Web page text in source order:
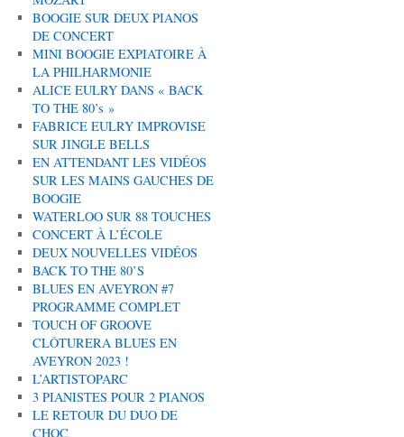
BOOGIE SUR DEUX PIANOS
DE CONCERT
MINI BOOGIE EXPIATOIRE À
LA PHILHARMONIE
ALICE EULRY DANS « BACK
TO THE 80’s »
FABRICE EULRY IMPROVISE
SUR JINGLE BELLS
EN ATTENDANT LES VIDÉOS
SUR LES MAINS GAUCHES DE
BOOGIE
WATERLOO SUR 88 TOUCHES
CONCERT À L’ÉCOLE
DEUX NOUVELLES VIDÉOS
BACK TO THE 80’S
BLUES EN AVEYRON #7
PROGRAMME COMPLET
TOUCH OF GROOVE
CLÔTURERA BLUES EN
AVEYRON 2023 !
L’ARTISTOPARC
3 PIANISTES POUR 2 PIANOS
LE RETOUR DU DUO DE
CHOC